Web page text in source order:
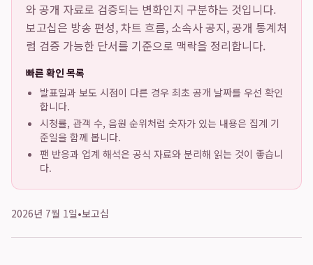
와 공개 자료로 검증되는 변화인지 구분하는 것입니다.
보고십은 방송 편성, 차트 흐름, 소속사 공지, 공개 통계처
럼 검증 가능한 단서를 기준으로 맥락을 정리합니다.
빠른 확인 목록
발표일과 보도 시점이 다른 경우 최초 공개 날짜를 우선 확인
합니다.
시청률, 관객 수, 음원 순위처럼 숫자가 있는 내용은 집계 기
준일을 함께 봅니다.
팬 반응과 업계 해석은 공식 자료와 분리해 읽는 것이 좋습니
다.
2026년 7월 1일•보고십